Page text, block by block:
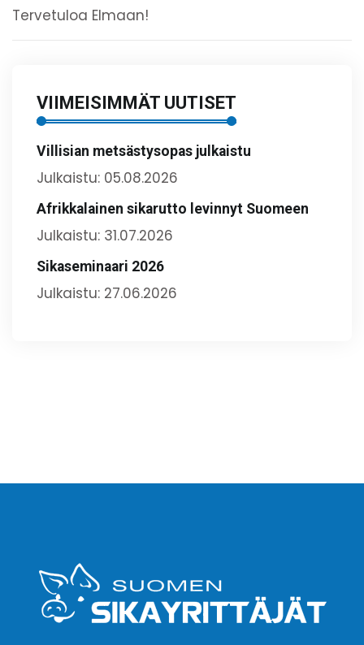
Tervetuloa Elmaan!
VIIMEISIMMÄT UUTISET
Villisian metsästysopas julkaistu
Julkaistu: 05.08.2026
Afrikkalainen sikarutto levinnyt Suomeen
Julkaistu: 31.07.2026
Sikaseminaari 2026
Julkaistu: 27.06.2026